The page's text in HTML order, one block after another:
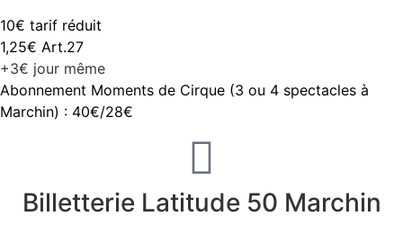
10€ tarif réduit
1,25€ Art.27
+3€ jour même
Abonnement Moments de Cirque (3 ou 4 spectacles à
Marchin) : 40€/28€
Billetterie Latitude 50 Marchin